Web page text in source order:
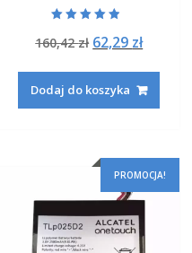
4.50
na 5
160,42zł Pierwotna
wynosiła:
160,42 zł.
62,29 zł
62,29
Dodaj do koszyka
PROMOCJA!